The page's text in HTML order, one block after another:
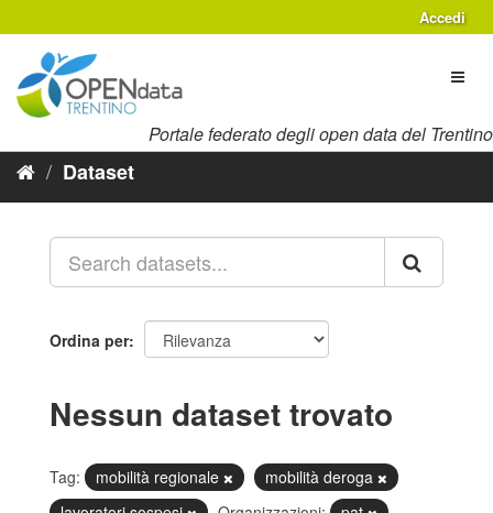
al
contenuto
Accedi
Portale federato degli open data del Trentino
Dataset
Ordina per
Nessun dataset trovato
Tag: mobilità regionale
mobilità deroga